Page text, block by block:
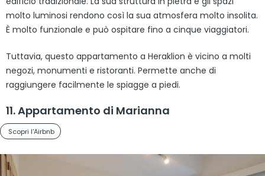
molto luminosi rendono così la sua atmosfera molto insolita.
È molto funzionale e può ospitare fino a cinque viaggiatori.
Tuttavia, questo appartamento a Heraklion è vicino a molti
negozi, monumenti e ristoranti. Permette anche di
raggiungere facilmente le spiagge a piedi.
11. Appartamento di Marianna
Scopri l'Airbnb